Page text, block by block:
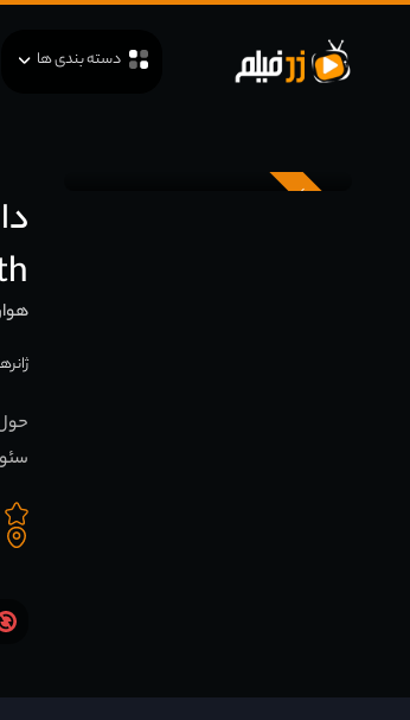
دسته بندی ها
زیرنویس